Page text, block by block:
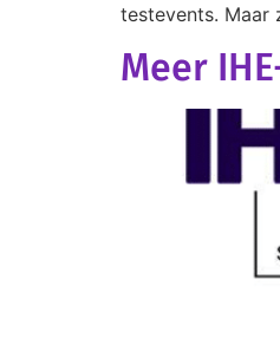
testevents. Maar
Meer